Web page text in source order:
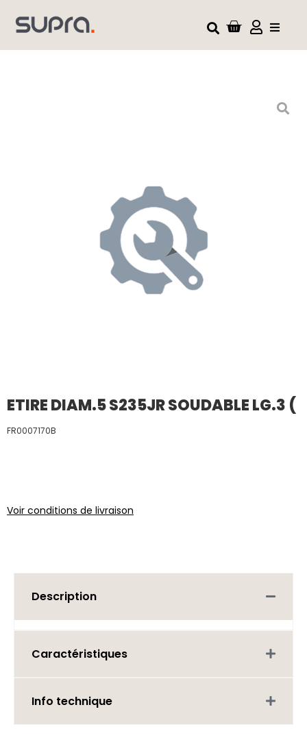
ETIRE DIAM.5 S235JR SOUDABLE LG.3 (
FR0007170B
Voir conditions de livraison
Description
Caractéristiques
Info technique